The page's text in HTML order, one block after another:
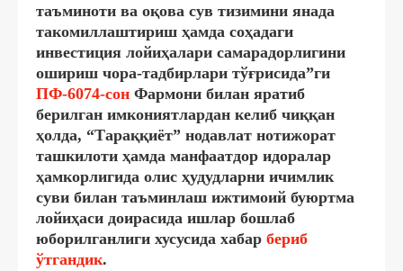
таъминоти ва оқова сув тизимини янада
такомиллаштириш ҳамда соҳадаги
инвестиция лойиҳалари самарадорлигини
ошириш чора-тадбирлари тўғрисида”ги
ПФ-6074-сон Фармони билан яратиб
берилган имкониятлардан келиб чиққан
ҳолда, “Тараққиёт” нодавлат нотижорат
ташкилоти ҳамда манфаатдор идоралар
ҳамкорлигида олис ҳудудларни ичимлик
суви билан таъминлаш ижтимоий буюртма
лойиҳаси доирасида ишлар бошлаб
юборилганлиги хусусида хабар бериб
ўтгандик.